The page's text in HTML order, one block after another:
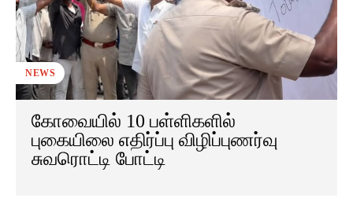
NEWS
கோவையில் 10 பள்ளிகளில்
புகையிலை எதிர்ப்பு விழிப்புணர்வு
சுவரொட்டி போட்டி